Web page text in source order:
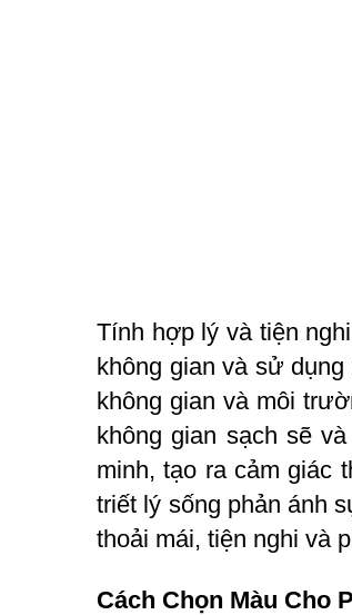
Tính hợp lý và tiện
không gian và sử
không gian và môi
không gian sạch sẽ
minh, tạo ra cảm giác
triết lý sống phản ánh
thoải mái, tiện nghi và
Cách Chọn Màu Cho